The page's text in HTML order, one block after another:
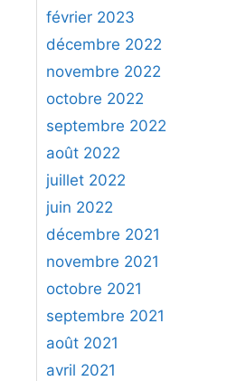
février 2023
décembre 2022
novembre 2022
octobre 2022
septembre 2022
août 2022
juillet 2022
juin 2022
décembre 2021
novembre 2021
octobre 2021
septembre 2021
août 2021
avril 2021